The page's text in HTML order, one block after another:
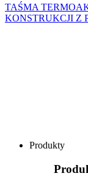
TAŚMA
KONSTRUKCJI Z
Produkty